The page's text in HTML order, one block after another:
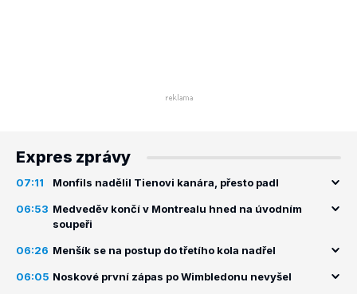
Expres zprávy
07:11 Monfils nadělil Tienovi kanára, přesto padl
06:53 Medveděv končí v Montrealu hned na úvodním
soupeři
06:26 Menšík se na postup do třetího kola nadřel
06:05 Noskové první zápas po Wimbledonu nevyšel